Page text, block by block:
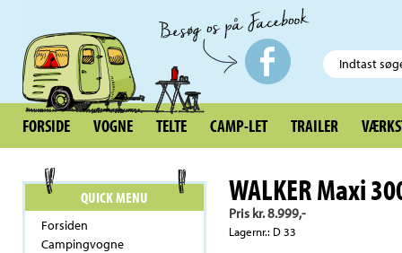
FORSIDE VOGNE TELTE CAMP-LET TRAILER
QUICK MENU
Forsiden
Campingvogne
WALKER Maxi
Pris kr. 8.999,-
Lagernr.: D 33